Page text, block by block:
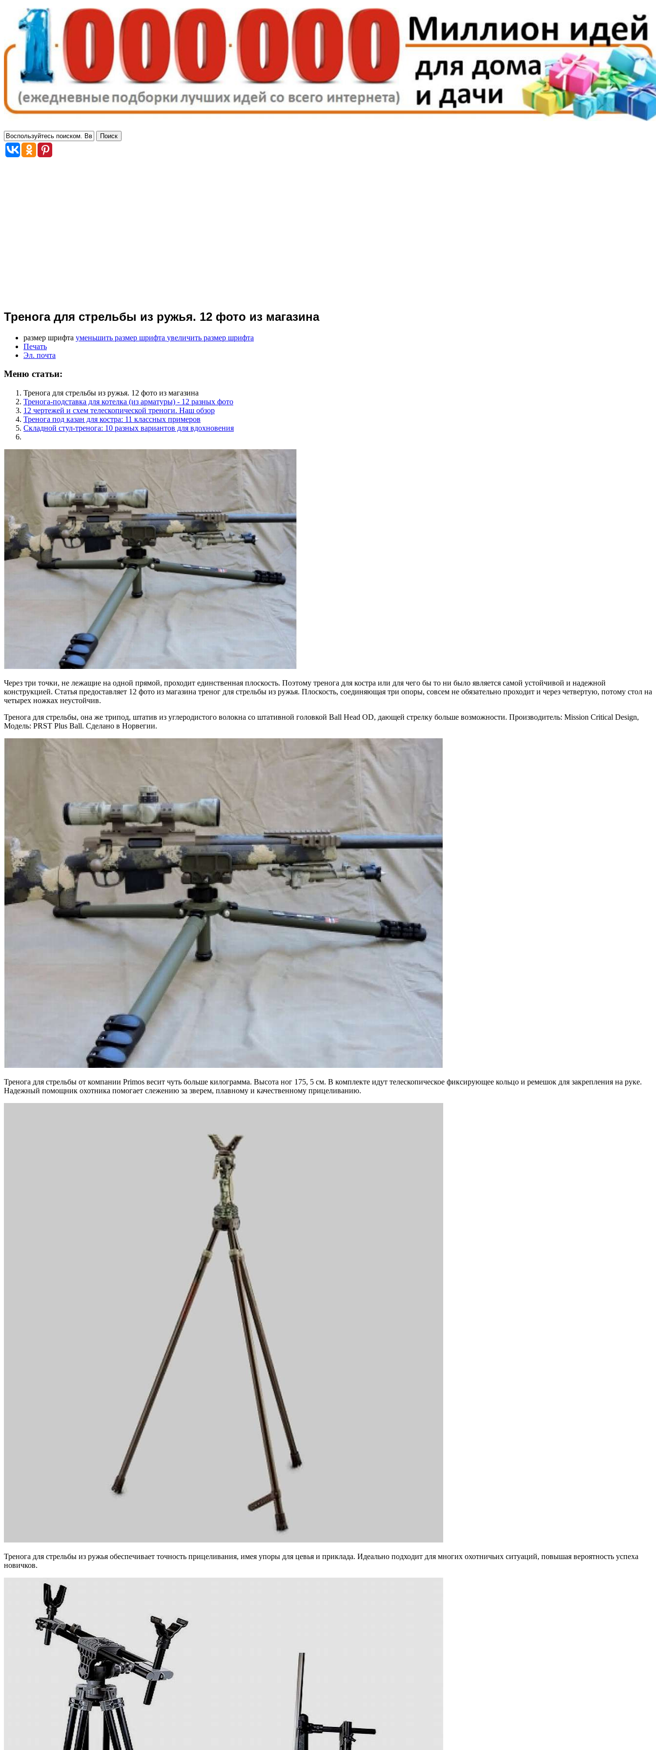
Тренога для стрельбы из ружья. 12 фото из магазина
размер шрифта уменьшить размер шрифта увеличить размер шрифта
Печать
Эл. почта
Меню статьи:
Тренога для стрельбы из ружья. 12 фото из магазина
Тренога-подставка для котелка (из арматуры) - 12 разных фото
12 чертежей и схем телескопической треноги. Наш обзор
Тренога под казан для костра: 11 классных примеров
Складной стул-тренога: 10 разных вариантов для вдохновения
Через три точки, не лежащие на одной прямой, проходит единственная плоскость. Поэтому тренога для костра или для чего бы то ни было является самой устойчивой и надежной
конструкцией. Статья предоставляет 12 фото из магазина треног для стрельбы из ружья. Плоскость, соединяющая три опоры, совсем не обязательно проходит и через четвертую, потому стол на
четырех ножках неустойчив.
Тренога для стрельбы, она же трипод, штатив из углеродистого волокна со штативной головкой Ball Head OD, дающей стрелку больше возможности. Производитель: Mission Critical Design,
Модель: PRST Plus Ball. Сделано в Норвегии.
Тренога для стрельбы от компании Primos весит чуть больше килограмма. Высота ног 175, 5 см. В комплекте идут телескопическое фиксирующее кольцо и ремешок для закрепления на руке.
Надежный помощник охотника помогает слежению за зверем, плавному и качественному прицеливанию.
Тренога для стрельбы из ружья обеспечивает точность прицеливания, имея упоры для цевья и приклада. Идеально подходит для многих охотничьих ситуаций, повышая вероятность успеха
новичков.